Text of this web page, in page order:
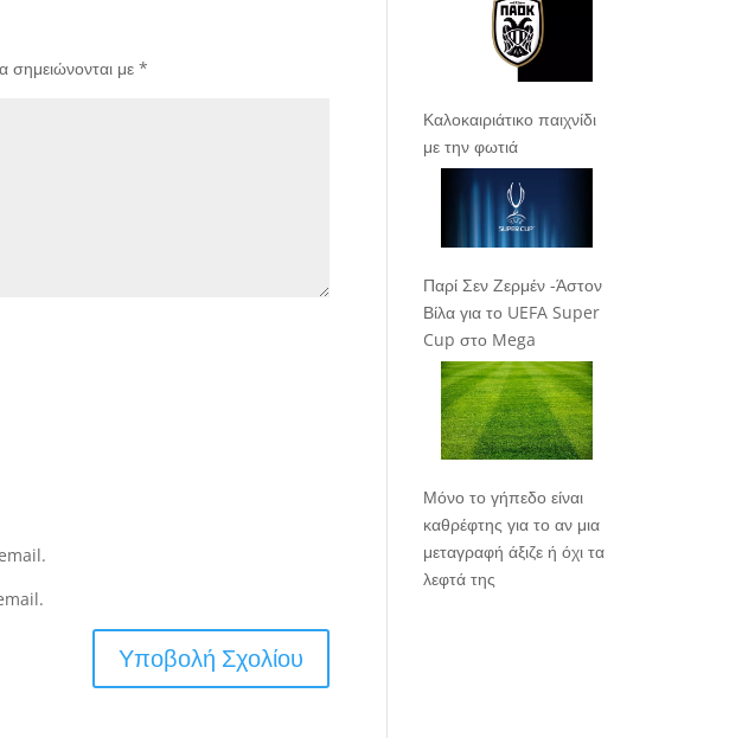
σημειώνονται με *
Καλοκαιριάτικο παιχνίδι
με την φωτιά
Παρί Σεν Ζερμέν -Άστον
Βίλα για το UEFA Super
Cup στο Mega
Μόνο το γήπεδο είναι
καθρέφτης για το αν μια
μεταγραφή άξιζε ή όχι τα
λεφτά της